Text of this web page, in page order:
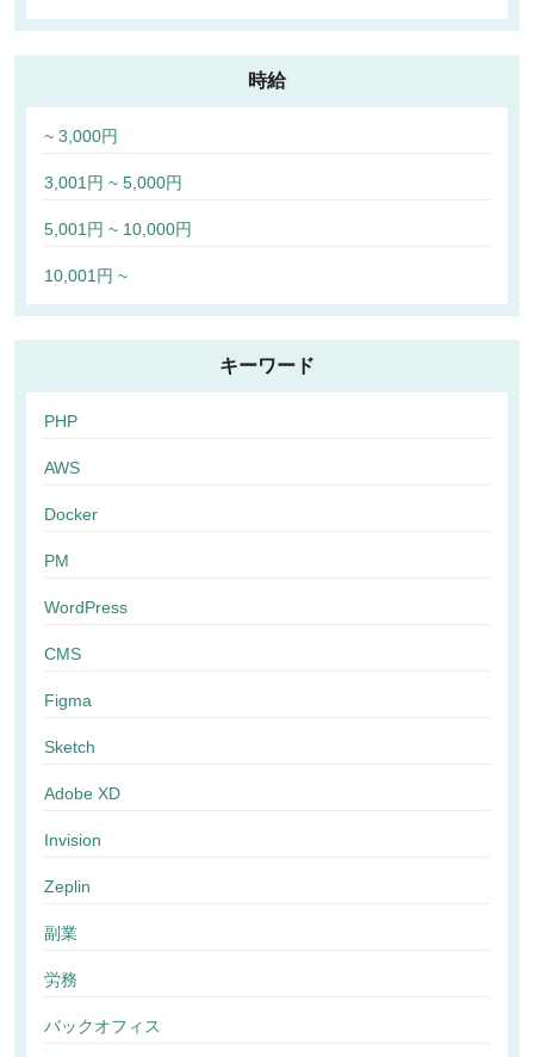
時給
~ 3,000円
3,001円 ~ 5,000円
5,001円 ~ 10,000円
10,001円 ~
キーワード
PHP
AWS
Docker
PM
WordPress
CMS
Figma
Sketch
Adobe XD
Invision
Zeplin
副業
労務
バックオフィス